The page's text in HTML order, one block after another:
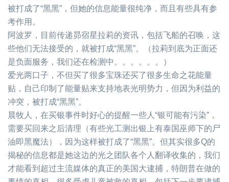
被打成了“黑黑”，但她的信息能量很纯净，而且有些具有参
考作用。
阿波罗，目前传递昴宿星拉莉的资讯，包括飞船的召唤，这
些他们无法接受的，就被打成“黑黑”。（拉莉到底为正面还
是负面服务，我们还在检测中。。。。。。）
爱光两口子，不但买了很多宝珠还买了很多生命之花能量
贴，自己印制了能量贴来支持地表光明势力，但因为利益的
冲突，被打成“黑黑”。
晨牧人，在买银事件时好心的提醒一些人“银可能有污染”，
需要买回来之后清理（有些光工测出银上有泰国巫师下的尸
油即黑魔法），因为这样被打成了“黑黑”。但其实很多Q的
揭秘的信息都是她这边的光之团队各个人翻译收集的，我们
才能看到超过主流媒体的真正的美国大逮捕，特朗普在做的